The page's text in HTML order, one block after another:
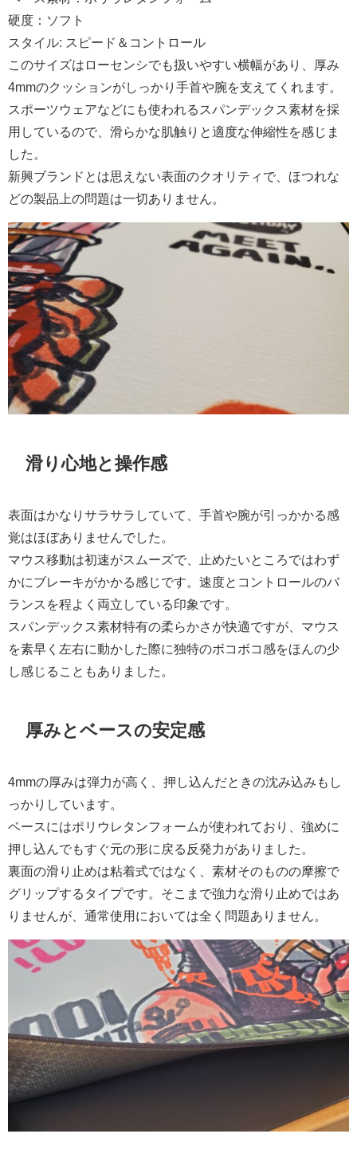
硬度：ソフト
スタイル: スピード＆コントロール
このサイズはローセンシでも扱いやすい横幅があり、厚み
4mmのクッションがしっかり手首や腕を支えてくれます。
スポーツウェアなどにも使われるスパンデックス素材を採
用しているので、滑らかな肌触りと適度な伸縮性を感じま
した。
新興ブランドとは思えない表面のクオリティで、ほつれな
どの製品上の問題は一切ありません。
滑り心地と操作感
表面はかなりサラサラしていて、手首や腕が引っかかる感
覚はほぼありませんでした。
マウス移動は初速がスムーズで、止めたいところではわず
かにブレーキがかかる感じです。速度とコントロールのバ
ランスを程よく両立している印象です。
スパンデックス素材特有の柔らかさが快適ですが、マウス
を素早く左右に動かした際に独特のボコボコ感をほんの少
し感じることもありました。
厚みとベースの安定感
4mmの厚みは弾力が高く、押し込んだときの沈み込みもし
っかりしています。
ベースにはポリウレタンフォームが使われており、強めに
押し込んでもすぐ元の形に戻る反発力がありました。
裏面の滑り止めは粘着式ではなく、素材そのものの摩擦で
グリップするタイプです。そこまで強力な滑り止めではあ
りませんが、通常使用においては全く問題ありません。